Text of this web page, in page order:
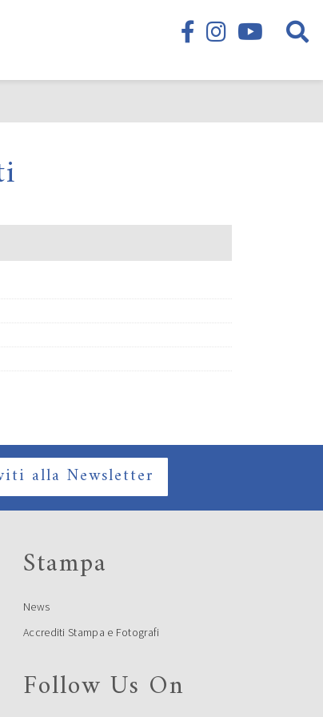
alla Newsletter
Stampa
News
Accrediti Stampa e Fotografi
Follow Us On